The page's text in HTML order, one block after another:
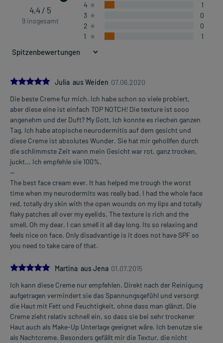
4,4 / 5
9 insgesamt
4
1
3
0
2
0
1
1
5.0
Julia aus Weiden 07.06.2020
Die beste Creme fur mich. Ich habe schon so viele probiert,
aber diese eine ist einfach TOP NOTCH! Die texture ist sooo
angenehm und der Duft? My Gott, Ich konnte es riechen ganzen
Tag. Ich habe atopische neurodermitis auf dem gesicht und
diese Creme ist absolutes Wunder. Sie hat mir gehollfen durch
die schlimmste Zeit wann mein Gesicht war rot, ganz trocken,
juckt... Ich empfehle sie 100%.
--
The best face cream ever. It has helped me trough the worst
time when my neurodermits was really bad. I had the whole face
red, totally dry skin with the open wounds on my lips and totally
flaky patches all over my eyelids. The texture is rich and the
smell. Oh my dear, I can smell it all day long. Its so relaxing and
feels nice on face. Only disadvantige is it does not have SPF so
you need to take care of that.
5.0
Martina aus Jena 01.07.2015
Ich kann diese Creme nur empfehlen. Direkt nach der Reinigung
aufgetragen vermindert sie das Spannungsgefühl und versorgt
die Haut mit Fett und Feuchtigkeit, ohne dass man glänzt. Die
Creme zieht relativ schnell ein, so dass sie bei sehr trockener
Haut auch als Make-Up Unterlage geeignet wäre. Ich benutze sie
als Nachtcreme. Besonders gefällt mir die Textur, die nicht